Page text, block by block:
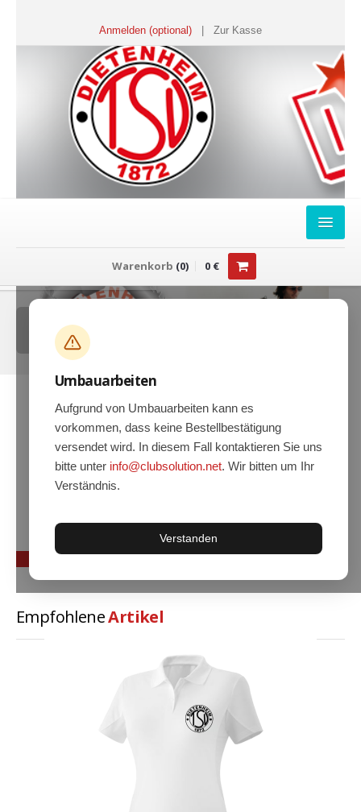
Anmelden (optional) Zur Kasse
FANSHOP
Sweater
T-Shirts
Hoodies
Gläser & Tassen & Krüge
Kochen & Grillen
Aufkleber & Handys & Mousepads
Taschen
Wimpel & Fanschal & Schirme
Kappen & Mützen
Leinwände und Kissen
Warenkorb (0) 0€
Umbauarbeiten
Aufgrund von Umbauarbeiten kann es
vorkommen, dass keine Bestellbestätigung
versendet wird. In diesem Fall kontaktieren Sie uns
bitte unter info@clubsolution.net. Wir bitten um Ihr
Verständnis.
Verstanden
EmpfohleneArtikel